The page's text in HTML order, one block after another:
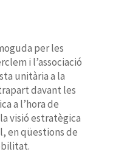
per les
i l’associació
unitària a la
davant les
a l’hora de
visió estratègica
en qüestions de